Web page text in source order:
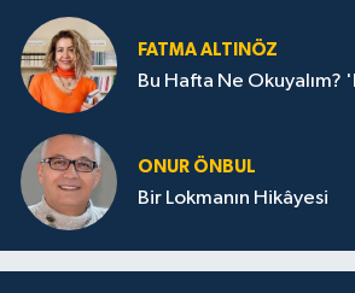
FATMA ALTINÖZ
Bu Hafta Ne Okuyalım?
ONUR ÖNBUL
Bir Lokmanın Hikâyesi